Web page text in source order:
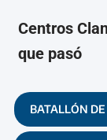
Centros
que pasó
BATALLÓN